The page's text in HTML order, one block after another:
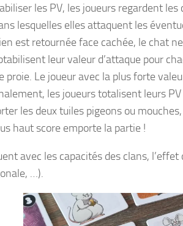
les PV, les joueurs regardent
lesquelles elles attaquent les
est retournée face cachée, le chat
leur valeur d’attaque pour
proie. Le joueur avec la plus forte
les joueurs totalisent leurs
les deux tuiles pigeons ou
haut score emporte la partie !
avec les capacités des clans,
…).